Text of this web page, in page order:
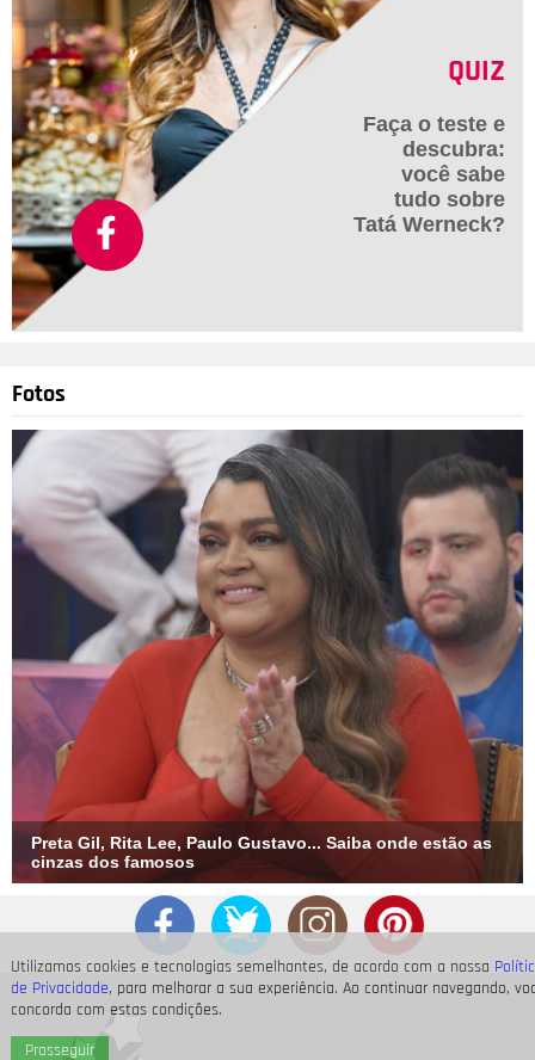
Utilizamos cookies e tecnologias semelhantes, de acordo com a nossa
de Privacidade, para melhorar a sua experiência. Ao continuar navegando,
concorda com estas condições.
Prosseguir
QUIZ
Faça o teste e
descubra:
você sabe
tudo sobre
Tatá Werneck?
Fotos
Preta Gil, Rita Lee, Paulo Gustavo... Saiba onde estão as
cinzas dos famosos